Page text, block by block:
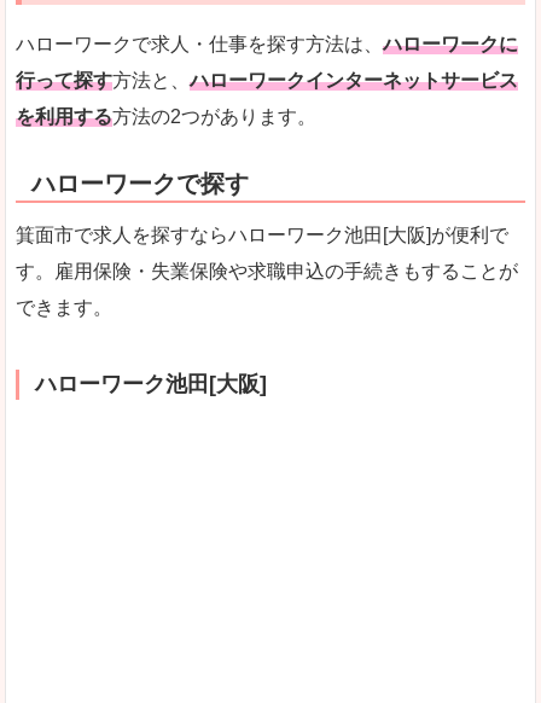
ハローワークで求人・仕事を探す方法は、ハローワークに
行って探す方法と、ハローワークインターネットサービス
を利用する方法の2つがあります。
ハローワークで探す
箕面市で求人を探すならハローワーク池田[大阪]が便利で
す。雇用保険・失業保険や求職申込の手続きもすることが
できます。
ハローワーク池田[大阪]